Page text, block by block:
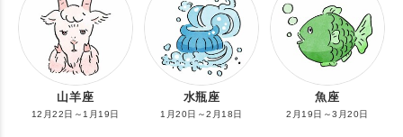
山羊座
12月22日～1月19日
水瓶座
1月20日～2月18日
魚座
2月19日～3月20日